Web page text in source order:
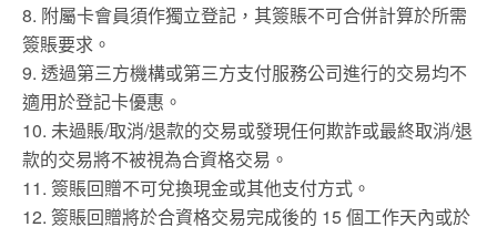
8. 附屬卡會員須作獨立登記，其簽賬不可合併計算於所需
簽賬要求。
9. 透過第三方機構或第三方支付服務公司進行的交易均不
適用於登記卡優惠。
10. 未過賬/取消/退款的交易或發現任何欺詐或最終取消/退
款的交易將不被視為合資格交易。
11. 簽賬回贈不可兌換現金或其他支付方式。
12. 簽賬回贈將於合資格交易完成後的 15 個工作天內或於